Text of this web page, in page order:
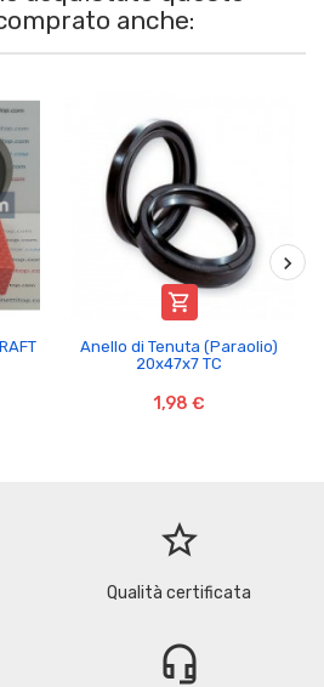
anche:

Anello di Tenuta (Paraolio)
20x47x7 TC
1,98 €
star_border
Qualità certificata
headset_mic